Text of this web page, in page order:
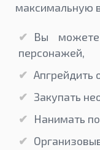
максимальную
Вы можете
персонажей,
Апгрейдить
Закупать
Нанимать